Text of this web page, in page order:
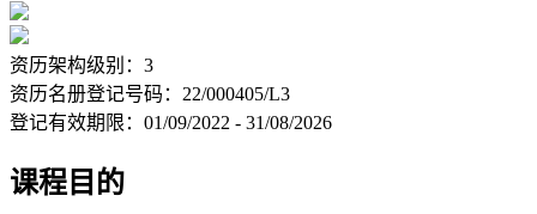
资历架构级别：3
资历名册登记号码：22/000405/L3
登记有效期限：01/09/2022 - 31/08/2026
课程目的